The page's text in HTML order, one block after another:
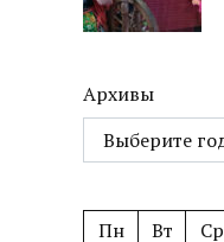
Архивы
Пн Вт Ср